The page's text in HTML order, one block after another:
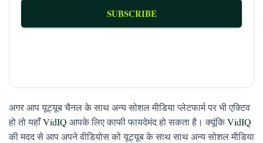
SUBSCRIBE
अगर आप यूट्यूब चैनल के साथ अन्य सोशल मीडिया प्लेटफार्म पर भी एक्टिव
हो तो यहाँVidIQ आपके लिए काफी फायदेमंद हो सकता है। क्यूंकिVidIQ
की मदद से आप अपने वीडियोस को यूट्यूब के साथ साथ अन्य सोशल मीडिया